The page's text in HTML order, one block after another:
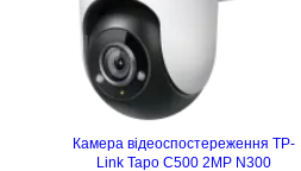
Камера відеоспостереження TP-
Link Tapo C500 2MP N300